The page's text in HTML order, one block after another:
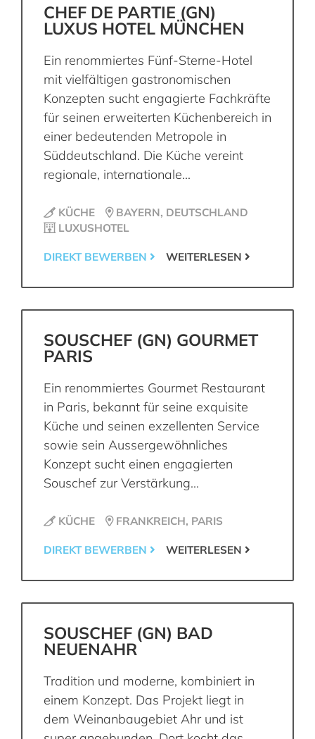
CHEF DE PARTIE (GN)
LUXUS HOTEL MÜNCHEN
Ein renommiertes Fünf-Sterne-Hotel
mit vielfältigen gastronomischen
Konzepten sucht engagierte Fachkräfte
für seinen erweiterten Küchenbereich in
einer bedeutenden Metropole in
Süddeutschland. Die Küche vereint
regionale, internationale...
KÜCHE
BAYERN, DEUTSCHLAND
LUXUSHOTEL
DIREKT BEWERBEN WEITERLESEN
SOUSCHEF (GN) GOURMET
PARIS
Ein renommiertes Gourmet Restaurant
in Paris, bekannt für seine exquisite
Küche und seinen exzellenten Service
sowie sein Aussergewöhnliches
Konzept sucht einen engagierten
Souschef zur Verstärkung...
KÜCHE FRANKREICH, PARIS
DIREKT BEWERBEN WEITERLESEN
SOUSCHEF (GN) BAD
NEUENAHR
Tradition und moderne, kombiniert in
einem Konzept. Das Projekt liegt in
dem Weinanbaugebiet Ahr und ist